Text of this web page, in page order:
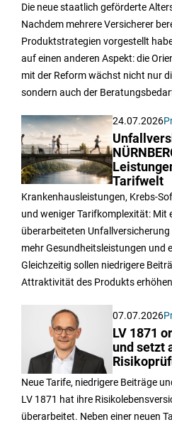
Die neue staatlich geförderte
Nachdem mehrere Versicherer
Produktstrategien vorgestellt
auf einen anderen Aspekt: die
mit der Reform wächst nicht nur
sondern auch der
24.07.2026
Tarifwelt
Krankenhausleistungen, Krebs-
und weniger Tarifkomplexität: Mit
überarbeiteten Unfallversicherung
mehr Gesundheitsleistungen und
Gleichzeitig sollen niedrigere
Attraktivität des Produkts
07.07.2026
LV 1871
und setzt
Neue Tarife, niedrigere Beiträge
LV 1871 hat ihre
überarbeitet. Neben einer neuen